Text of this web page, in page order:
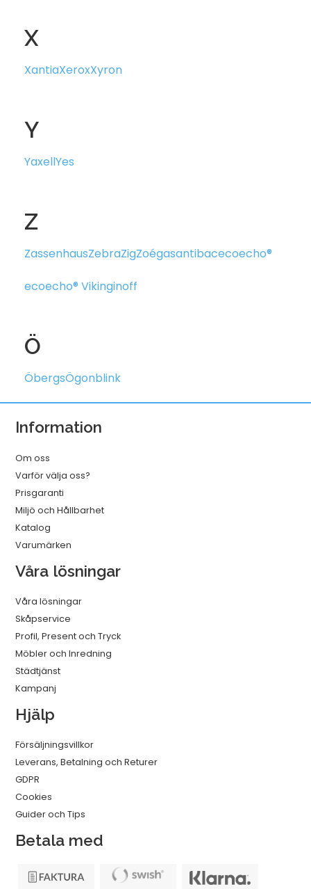
X
XantiaXeroxXyron
Y
YaxellYes
Z
ZassenhausZebraZigZoégasantibacecoecho®
ecoecho® Vikinginoff
Ö
ÖbergsÖgonblink
Information
Om oss
Varför välja oss?
Prisgaranti
Miljö och Hållbarhet
Katalog
Varumärken
Våra lösningar
Våra lösningar
Skåpservice
Profil, Present och Tryck
Möbler och Inredning
Städtjänst
Kampanj
Hjälp
Försäljningsvillkor
Leverans, Betalning och Returer
GDPR
Cookies
Guider och Tips
Betala med